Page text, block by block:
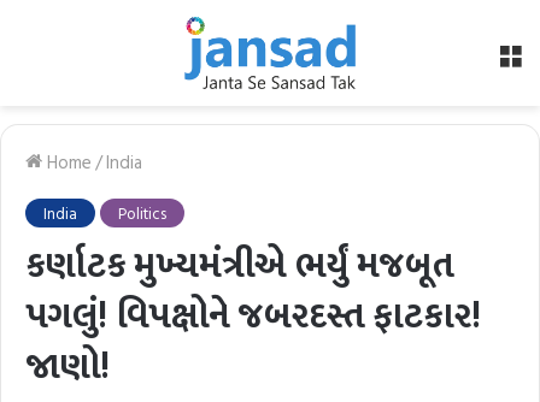
Home/India
India Politics
કર્ણાટક મુખ્યમંત્રીએ ભર્યું મજબૂત
પગલું! વિપક્ષોને જબરદસ્ત ફાટકાર!
જાણો!